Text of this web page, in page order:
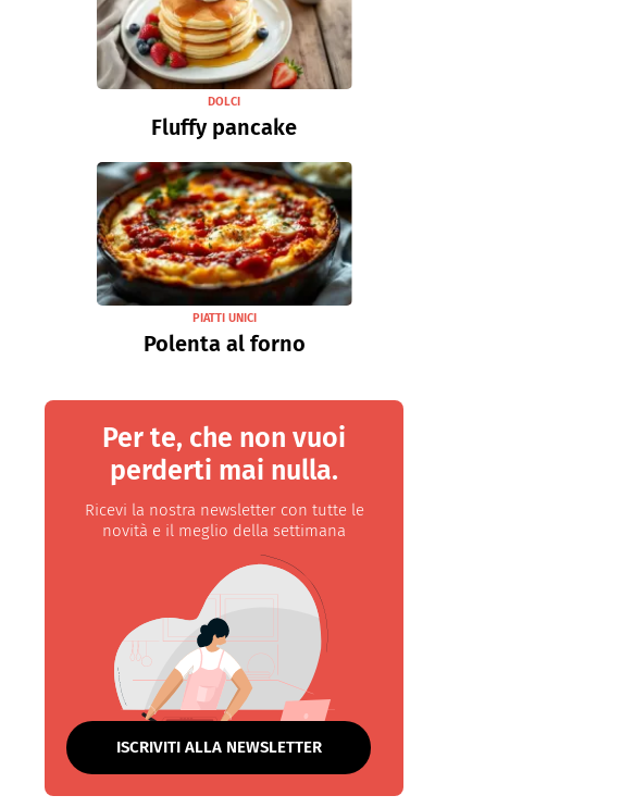
DOLCI
Fluffy pancake
PIATTI UNICI
Polenta al forno
Per te, che non vuoi
perderti mai nulla.
Ricevi la nostra newsletter con tutte le
novità e il meglio della settimana
ISCRIVITI ALLA NEWSLETTER